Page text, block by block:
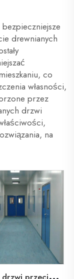
bezpieczniejsze
drewnianych
co
własności,
przez
drzwi
na